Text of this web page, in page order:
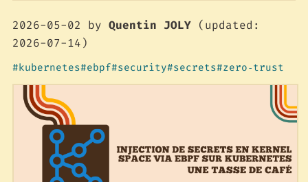
2026-05-02 by Quentin JOLY(updated:
2026-07-14)
kubernetes ebpf security secrets zero‑trust